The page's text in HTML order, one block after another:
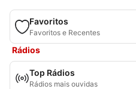
Favoritos
Favoritos e Recentes
Rádios
Top Rádios
Rádios mais ouvidas